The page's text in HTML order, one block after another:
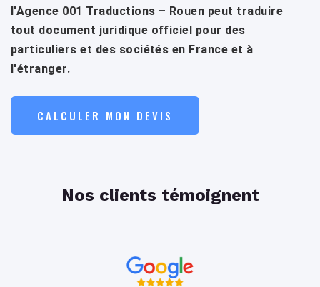
l'Agence 001 Traductions – Rouen peut traduire
tout document juridique officiel pour des
particuliers et des sociétés en France et à
l'étranger.
CALCULER MON DEVIS
Nos clients témoignent